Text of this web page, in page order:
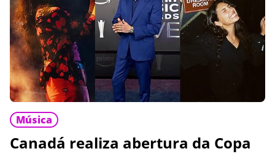
Música
Canadá realiza abertura da Copa